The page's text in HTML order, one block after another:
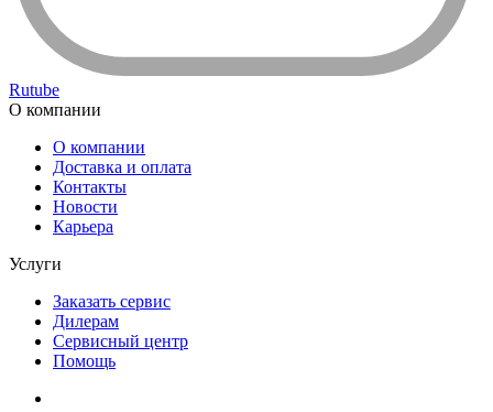
Rutube
О компании
О компании
Доставка и оплата
Контакты
Новости
Карьера
Услуги
Заказать сервис
Дилерам
Сервисный центр
Помощь